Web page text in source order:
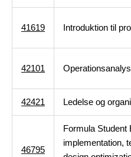
41619 Introduktion til
42101
42421 Ledelse og
46795
Formula Student
implementation,